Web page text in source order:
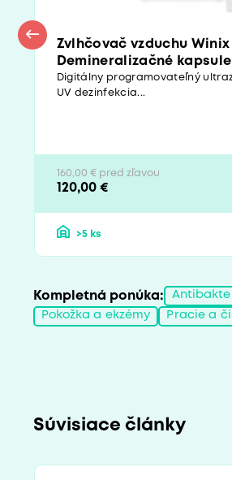
Zvlhčovač vzduchu Winix
Demineralizačné kapsule
Digitálny programovateľný
UV dezinfekcia...
160,00 € pred zľavou
120,00 €
>5 ks
Kompletná ponúka:
Pokožka a ekzémy
Pracie a
Súvisiace články